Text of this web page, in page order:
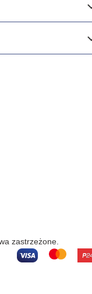
zastrzeżone.